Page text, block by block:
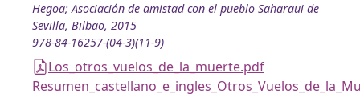
Hegoa; Asociación de amistad con el pueblo Saharaui de
Sevilla, Bilbao, 2015
978-84-16257-(04-3)(11-9)
Los_otros_vuelos_de_la_muerte.pdf